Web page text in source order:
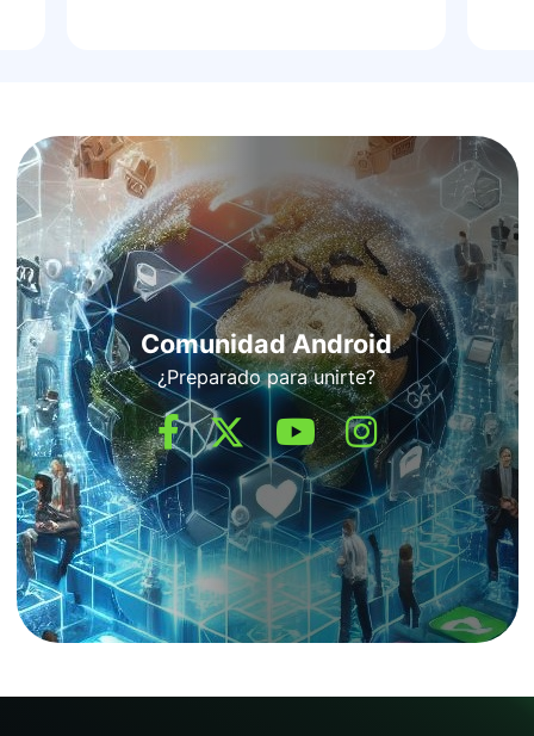
Comunidad Android
¿Preparado para unirte?